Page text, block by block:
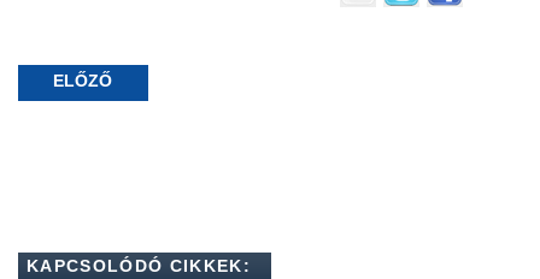
ELŐZŐ
KAPCSOLÓDÓ CIKKEK: